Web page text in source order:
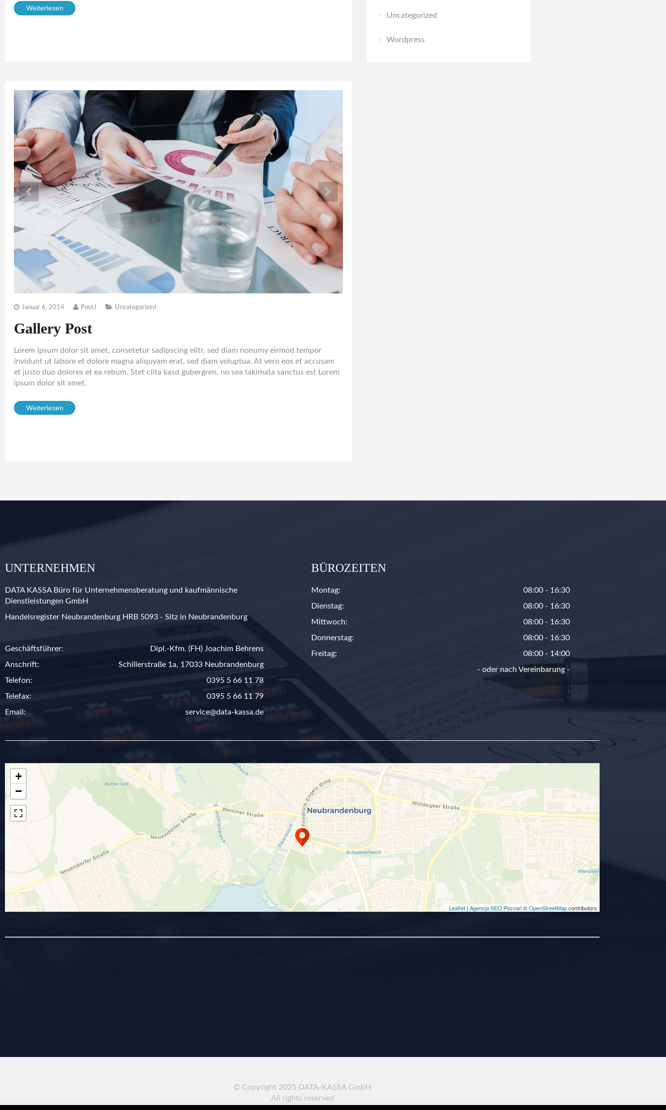
Weiterlesen
Januar 6, 2014 PostJ Uncategorized
Gallery Post
Lorem ipsum dolor sit amet, consetetur sadipscing elitr, sed diam nonumy eirmod tempor
invidunt ut labore et dolore magna aliquyam erat, sed diam voluptua. At vero eos et accusam
et justo duo dolores et ea rebum. Stet clita kasd gubergren, no sea takimata sanctus est Lorem
ipsum dolor sit amet.
Weiterlesen
Uncategorized
Wordpress
UNTERNEHMEN
DATA KASSA Büro für Unternehmensberatung und kaufmännische
Dienstleistungen GmbH
Handelsregister Neubrandenburg HRB 5093 - Sitz in Neubrandenburg
Geschäftsführer:
Dipl.-Kfm. (FH) Joachim Behrens
Anschrift:
Schillerstraße 1a, 17033 Neubrandenburg
Telefon:
0395 5 66 11 78
Telefax:
0395 5 66 11 79
Email:
service@data-kassa.de
BÜROZEITEN
Montag:
08:00 - 16:30
Dienstag:
08:00 - 16:30
Mittwoch:
08:00 - 16:30
Donnerstag:
08:00 - 16:30
Freitag:
08:00 - 14:00
- oder nach Vereinbarung -
+
−
Leaflet | Agencja SEO Poznań©OpenStreetMapcontributors
© Copyright 2025 DATA-KASSA GmbH
All rights reserved